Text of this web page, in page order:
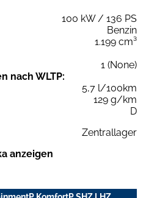
100 kW / 136 PS
Benzin
1.199 cm³
1 (None)
nach WLTP:
5,7 l/100km
129 g/km
D
Zentrallager
anzeigen